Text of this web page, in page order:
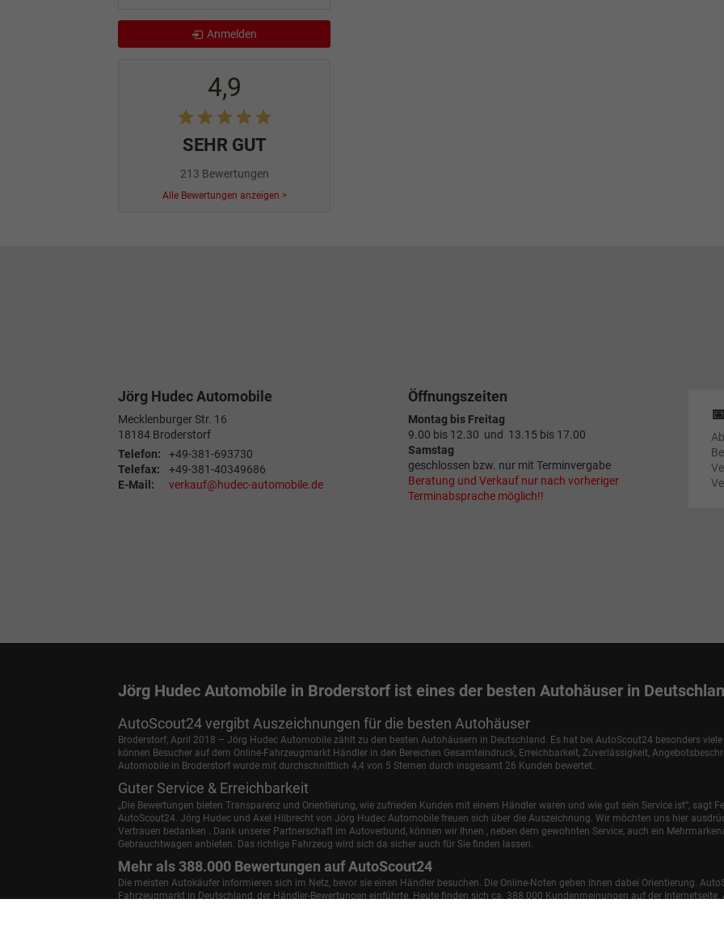
Anmelden
4,9
SEHR GUT
213 Bewertungen
Alle Bewertungen anzeigen >
Jörg Hudec Automobile
Mecklenburger Str. 16
18184 Broderstorf
Telefon:
+49-381-693730
Telefax:
+49-381-40349686
E-Mail:
verkauf@hudec-automobile.de
Öffnungszeiten
Montag bis Freitag
9.00 bis 12.30 und 13.15 bis 17.00
Samstag
geschlossen bzw. nur mit Terminvergabe
Beratung und Verkauf nur nach vorheriger
Terminabsprache möglich!!
Jörg Hudec Automobile in Broderstorf ist eines der besten Autohäuser in
AutoScout24 vergibt Auszeichnungen für die besten Autohäuser
Broderstorf, April 2018 – Jörg Hudec Automobile zählt zu den besten Autohäusern in Deutschland. Es hat bei AutoScout24 besonders
können Besucher auf dem Online-Fahrzeugmarkt Händler in den Bereichen Gesamteindruck, Erreichbarkeit, Zuverlässigkeit,
Automobile in Broderstorf wurde mit durchschnittlich 4,4 von 5 Sternen durch insgesamt 26 Kunden bewertet.
Guter Service & Erreichbarkeit
„Die Bewertungen bieten Transparenz und Orientierung, wie zufrieden Kunden mit einem Händler waren und wie gut sein Service ist“, sagt
AutoScout24. Jörg Hudec und Axel Hilbrecht von Jörg Hudec Automobile freuen sich über die Auszeichnung. Wir möchten uns hier
Vertrauen bedanken . Dank unserer Partnerschaft im Autoverbund, können wir Ihnen , neben dem gewohnten Service, auch ein
Gebrauchtwagen anbieten. Das richtige Fahrzeug wird sich da sicher auch für Sie finden lassen.
Mehr als 388.000 Bewertungen auf AutoScout24
Die meisten Autokäufer informieren sich im Netz, bevor sie einen Händler besuchen. Die Online-Noten geben ihnen dabei Orientierung.
Fahrzeugmarkt in Deutschland, der Händler-Bewertungen einführte. Heute finden sich ca. 388.000 Kundenmeinungen auf der